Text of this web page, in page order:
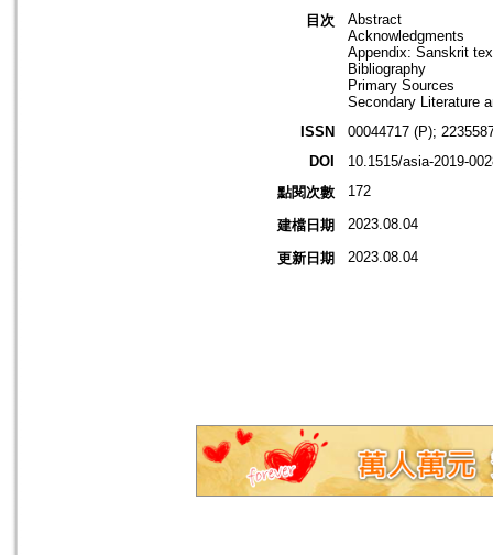
目次
Abstract
Acknowledgments
Appendix: Sanskrit
Bibliography
Primary Sources
Secondary Literature
ISSN
00044717 (P);
DOI
10.1515/asia-2019-
點閱次數
172
建檔日期 2023.08.04
更新日期 2023.08.04